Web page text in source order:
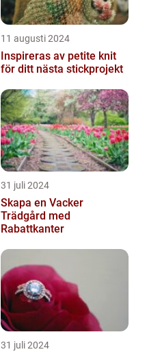
11 augusti 2024
Inspireras av petite knit
för ditt nästa stickprojekt
31 juli 2024
Skapa en Vacker
Trädgård med
Rabattkanter
31 juli 2024